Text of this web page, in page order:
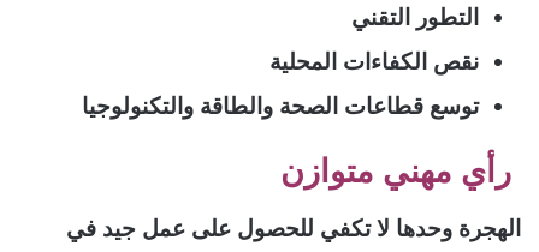
التطور التقني
نقص الكفاءات المحلية
توسع قطاعات الصحة والطاقة والتكنولوجيا
رأي مهني متوازن
الهجرة وحدها لا تكفي للحصول على عمل جيد في